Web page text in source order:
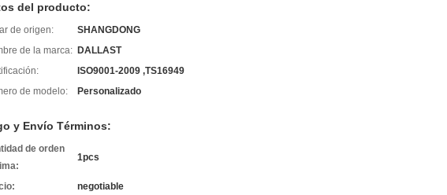
del producto:
de origen:
SHANGDONG
de la marca: DALLAST
ISO9001-2009 ,TS16949
de modelo:
Personalizado
y Envío Términos:
de orden
1pcs
negotiable